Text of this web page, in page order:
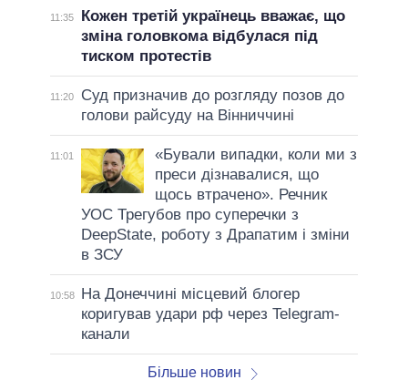
11:35
Кожен третій українець вважає, що
зміна головкома відбулася під
тиском протестів
11:20
Суд призначив до розгляду позов до
голови райсуду на Вінниччині
11:01
«Бували випадки, коли ми з
преси дізнавалися, що
щось втрачено». Речник
УОС Трегубов про cуперечки з
DeepState, роботу з Драпатим і зміни
в ЗСУ
10:58
На Донеччині місцевий блогер
коригував удари рф через Telegram-
канали
Більше новин